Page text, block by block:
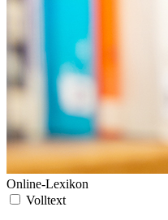
Online-Lexikon
Volltext